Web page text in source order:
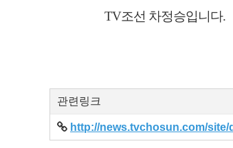
TV조선 차정승입니다.
관련링크
http://news.tvchosun.com/site/